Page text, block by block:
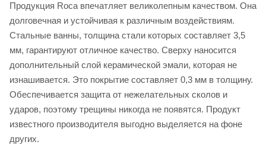
Продукция Roca впечатляет великолепным качеством. Она
долговечная и устойчивая к различным воздействиям.
Стальные ванны, толщина стали которых составляет 3,5
мм, гарантируют отличное качество. Сверху наносится
дополнительный слой керамической эмали, которая не
изнашивается. Это покрытие составляет 0,3 мм в толщину.
Обеспечивается защита от нежелательных сколов и
ударов, поэтому трещины никогда не появятся. Продукт
известного производителя выгодно выделяется на фоне
других.